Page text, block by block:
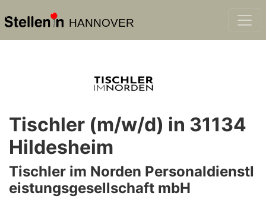
HANNOVER
Tischler (m/w/d) in 31134
Hildesheim
Tischler im Norden Personaldienstl
eistungsgesellschaft mbH